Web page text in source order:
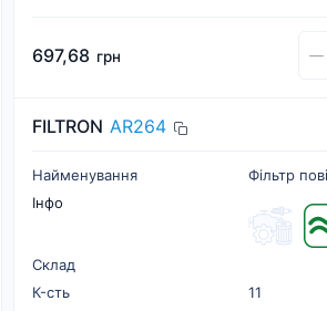
697,68 грн
FILTRON AR264
Найменування
Фільтр
Інфо
Склад
К-cть
11